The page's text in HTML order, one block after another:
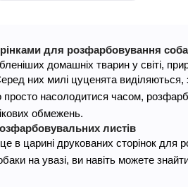
для розфарбовування
домашніх тварин у світі,
них милі цуценята
насолодитися часом,
обмежень.
листів
в царині друкованих сторінок для
на увазі, ви навіть можете